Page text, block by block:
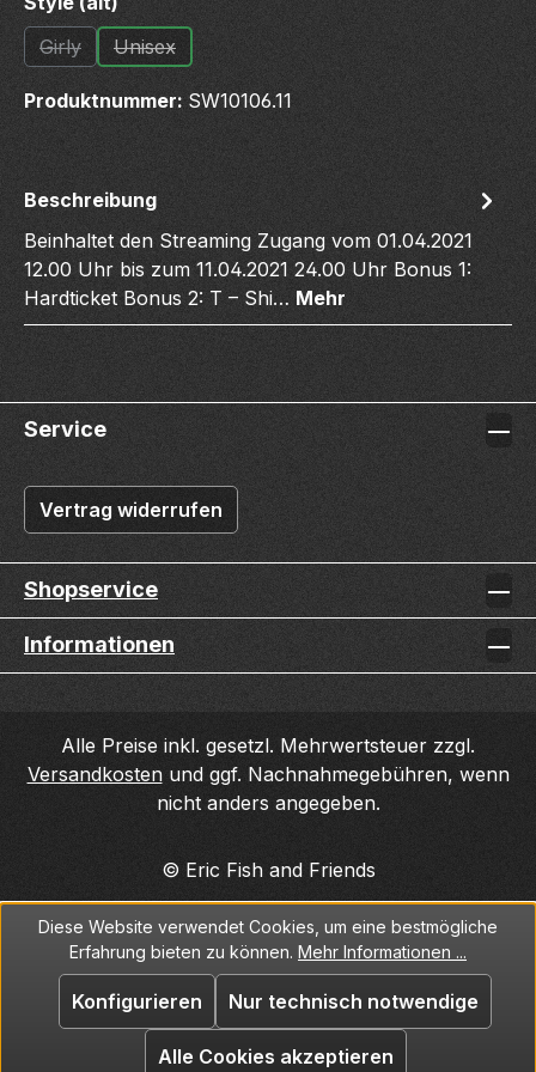
Girly
(Diese Option ist zurzeit nicht verfügbar.)
Unisex
(Diese Option ist zurzeit nicht verfügbar.)
Produktnummer: SW10106.11
Beschreibung
Beinhaltet den Streaming Zugang vom 01.04.2021
12.00 Uhr bis zum 11.04.2021 24.00 Uhr Bonus 1:
Hardticket Bonus 2: T – Shi… Mehr
Service
Vertrag widerrufen
Shopservice
Informationen
Alle Preise inkl. gesetzl. Mehrwertsteuer zzgl.
Versandkostenund ggf. Nachnahmegebühren, wenn
nicht anders angegeben.
© Eric Fish and Friends
Diese Website verwendet Cookies, um eine bestmögliche
Erfahrung bieten zu können. Mehr Informationen ...
Nur technisch notwendige
Konfigurieren
Alle Cookies akzeptieren